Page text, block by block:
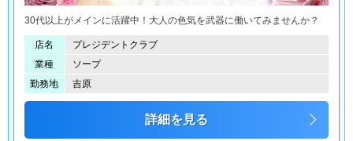
30代以上がメインに活躍中！大人の色気を武器に働いてみませんか？
店名
プレジデントクラブ
業種
ソープ
勤務地
吉原
詳細を見る